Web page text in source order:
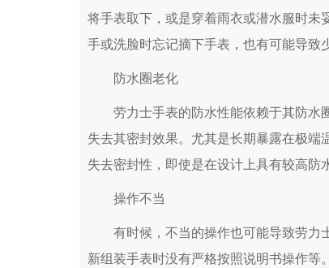
将手表取下，或是穿着雨衣或潜水服时未
手或洗脸时忘记摘下手表，也有可能导致
防水圈老化
劳力士手表的防水性能依赖于其防水
失去其密封效果。尤其是长期暴露在极端
失去密封性，即使是在设计上具有较高防
操作不当
有时候，不当的操作也可能导致劳力
新组装手表时没有严格按照说明书操作等